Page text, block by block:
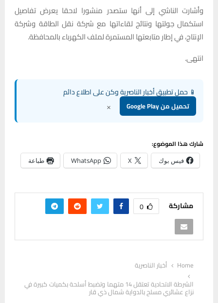
وأشارت الناشي إلى أنها ستصدر منشورا لاحقا يعرض تفاصيل
استكمال جولتها ونتائج لقاءاتها مع شركة نقل الطاقة وشركة
الإنتاج، في إطار متابعتها المستمرة لملف الكهرباء بالمحافظة.
انتهى.
📱 حمل تطبيق أخبار الناصرية وكن على اطلاع دائم
تحميل من Google Play ×
شارك هذا الموضوع:
فيس بوك X
WhatsApp طباعة
مشاركة 0
Home
أخبار الناصرية
الشرطة الاتحادية تعتقل 14 متهما وتضبط أسلحة بكميات كبيرة في
نزاع عشائري مسلح بالدواية شمال ذي قار